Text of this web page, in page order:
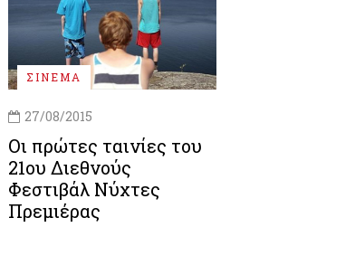
ΣΙΝΕΜΑ
27/08/2015
Οι πρώτες ταινίες του
21ου Διεθνούς
Φεστιβάλ Νύχτες
Πρεμιέρας